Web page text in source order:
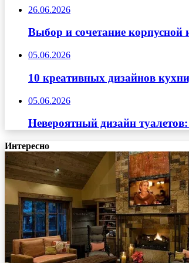
26.06.2026
Выбор и сочетание корпусной
05.06.2026
10 креативных дизайнов
05.06.2026
Невероятный дизайн
Интересно